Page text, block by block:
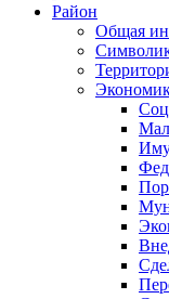
Район
Общая